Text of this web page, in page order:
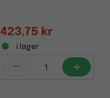
423,75 kr
i lager
- +